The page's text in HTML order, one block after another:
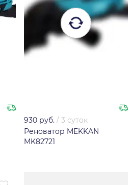
930 руб. / 3 суток
Реноватор MEKKAN
MK82721